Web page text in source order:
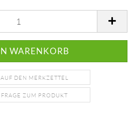
AUF DEN MERKZETTEL
FRAGE ZUM PRODUKT